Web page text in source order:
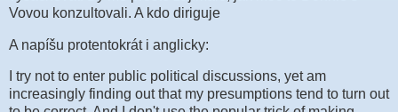
Vovou konzultovali. A kdo diriguje
A napíšu protentokrát i anglicky:
I try not to enter public political discussions, yet am
increasingly finding out that my presumptions tend to turn out